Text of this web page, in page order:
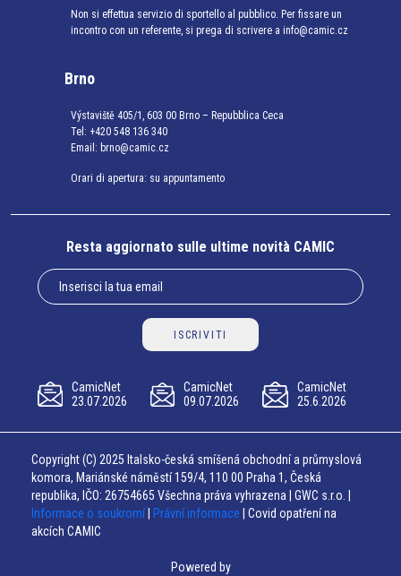
Non si effettua servizio di sportello al pubblico. Per fissare un
incontro con un referente, si prega di scrivere a info@camic.cz
Brno
Výstaviště 405/1, 603 00 Brno – Repubblica Ceca
Tel: +420 548 136 340
Email: brno@camic.cz
Orari di apertura: su appuntamento
Resta aggiornato sulle ultime novità CAMIC
ISCRIVITI
CamicNet
23.07.2026
CamicNet
09.07.2026
CamicNet
25.6.2026
Copyright (C) 2025 Italsko-česká smíšená obchodní a průmyslová
komora, Mariánské náměstí 159/4, 110 00 Praha 1, Česká
republika, IČO: 26754665 Všechna práva vyhrazena | GWC s.r.o. |
Informace o soukromí
Právní informace | Covid opatření na
akcích CAMIC
Powered by